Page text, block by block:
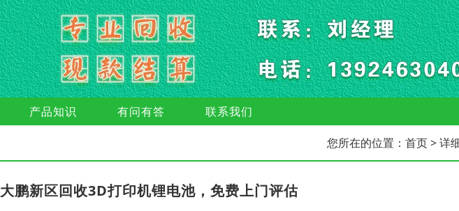
产品知识 有问有答 联系我们
您所在的位置： 首页> 详
大鹏新区回收3D打印机锂电池，免费上门评估